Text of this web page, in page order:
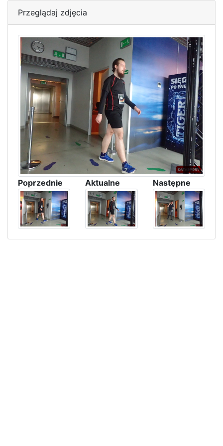
Przeglądaj zdjęcia
Poprzednie Aktualne Następne